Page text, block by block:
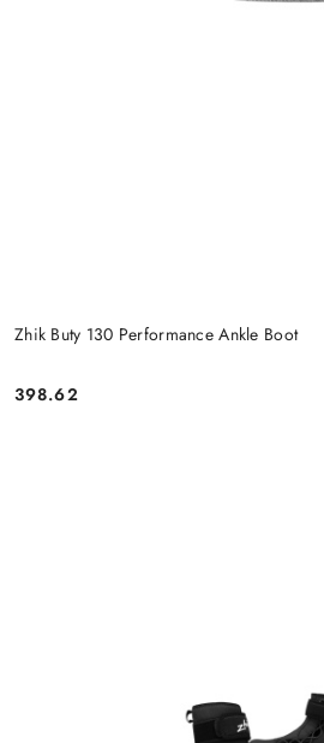
Zhik Buty 130 Performance Ankle Boot
Cena:
398.62